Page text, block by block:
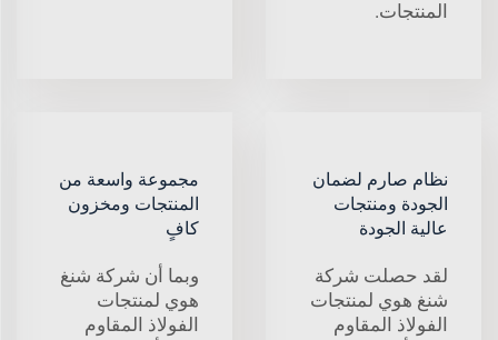
المنتجات.
نظام صارم لضمان
الجودة ومنتجات
عالية الجودة
لقد حصلت شركة
شنغ هوي لمنتجات
الفولاذ المقاوم
مجموعة واسعة من
المنتجات ومخزون
كافٍ
وبما أن شركة شنغ
هوي لمنتجات
الفولاذ المقاوم